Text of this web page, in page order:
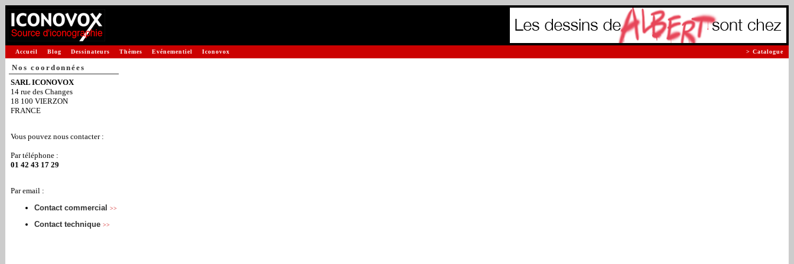
Accueil Blog Dessinateurs Thèmes Evénementiel Iconovox > Catalogue
Nos coordonnées
SARL ICONOVOX
14 rue des Changes
18 100 VIERZON
FRANCE
Vous pouvez nous contacter :
Par téléphone :
01 42 43 17 29
Par email :
Contact commercial
>>
Contact technique >>